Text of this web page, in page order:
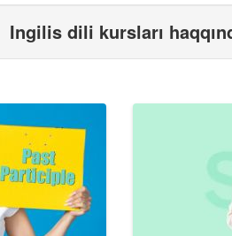
Ingilis dili kursları